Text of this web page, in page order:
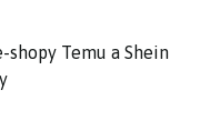
shopy Temu a Shein